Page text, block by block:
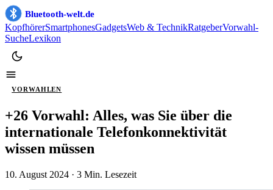
Bluetooth-welt.de
KopfhörerSmartphonesGadgetsWeb & TechnikRatgeberVorwahl-
SucheLexikon
VORWAHLEN
+26 Vorwahl: Alles, was Sie über die
internationale Telefonkonnektivität
wissen müssen
10. August 2024 · 3 Min. Lesezeit